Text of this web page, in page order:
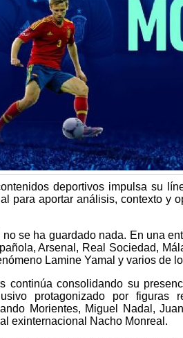
deportivos impulsa su
para aportar análisis, contexto y
no se ha guardado nada. En una
Arsenal, Real Sociedad,
Lamine Yamal y varios de
continúa consolidando su
protagonizado por figuras
Morientes, Miguel Nadal,
exinternacional Nacho Monreal.